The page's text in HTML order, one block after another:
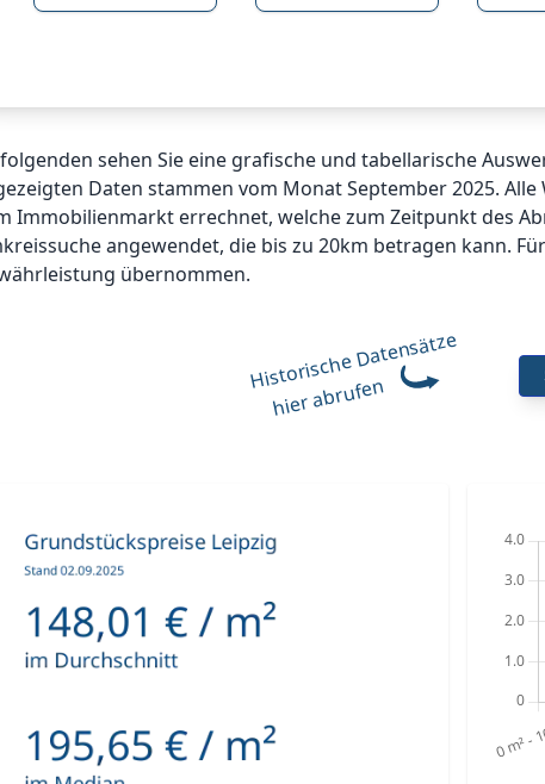
sehen Sie eine grafische und tabellarische
Daten stammen vom Monat September 2025.
Immobilienmarkt errechnet, welche zum Zeitpunkt des
angewendet, die bis zu 20km betragen kann.
übernommen.
Historische Datensätze
hier abrufen